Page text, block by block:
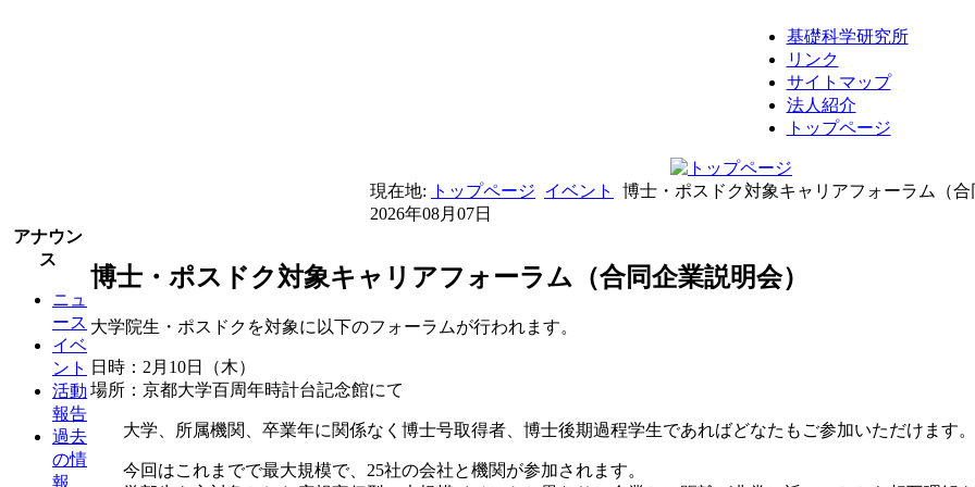
基礎科学研究所
リンク
サイトマップ
法人紹介
トップページ
現在地: トップページ イベント
博士・ポスドク対象キャリアフォーラム（合
2026年08月07日
アナウン
ス
ニュ
ース
イベ
ント
活動
報告
過去
の情
報
博士・ポスドク対象キャリアフォーラム（合同企業説明会）
大学院生・ポスドクを対象に以下のフォーラムが行われます。
日時：2月10日（木）
場所：京都大学百周年時計台記念館にて
大学、所属機関、卒業年に関係なく博士号取得者、博士後期過程学生であればどなたもご参加いただけます。
今回はこれまでで最大規模で、25社の会社と機関が参加されます。